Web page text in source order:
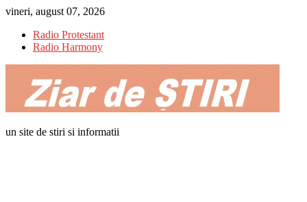
Skip
content
vineri, august 07, 2026
Radio Protestant
Radio Harmony
un site de stiri si informatii